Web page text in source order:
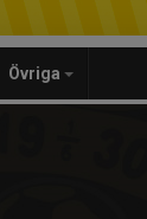
Övriga